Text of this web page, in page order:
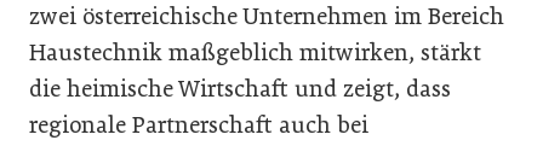
zwei österreichische Unternehmen im Bereich
Haustechnik maßgeblich mitwirken, stärkt
die heimische Wirtschaft und zeigt, dass
regionale Partnerschaft auch bei